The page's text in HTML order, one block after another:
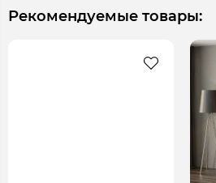
Рекомендуемые товары: